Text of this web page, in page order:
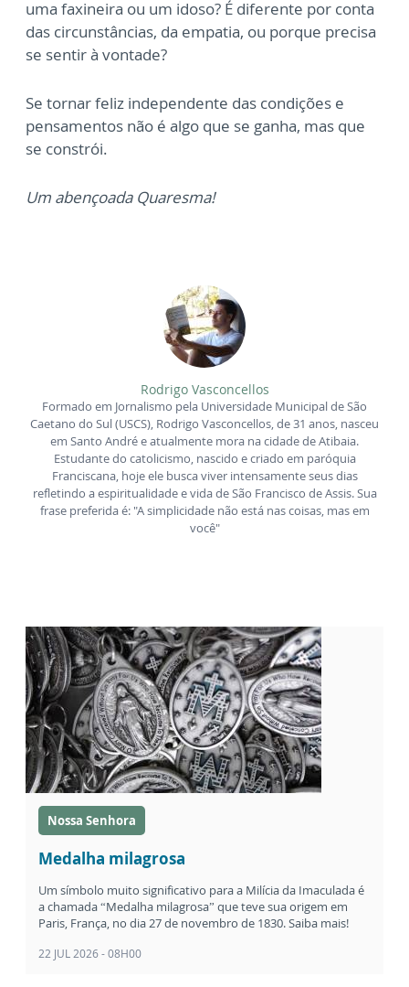
uma faxineira ou um idoso? É diferente por conta
das circunstâncias, da empatia, ou porque precisa
se sentir à vontade?
Se tornar feliz independente das condições e
pensamentos não é algo que se ganha, mas que
se constrói.
Um abençoada Quaresma!
Rodrigo Vasconcellos
Formado em Jornalismo pela Universidade Municipal de São
Caetano do Sul (USCS), Rodrigo Vasconcellos, de 31 anos, nasceu
em Santo André e atualmente mora na cidade de Atibaia.
Estudante do catolicismo, nascido e criado em paróquia
Franciscana, hoje ele busca viver intensamente seus dias
refletindo a espiritualidade e vida de São Francisco de Assis. Sua
frase preferida é: "A simplicidade não está nas coisas, mas em
você"
Nossa Senhora
Medalha milagrosa
Um símbolo muito significativo para a Milícia da Imaculada é
a chamada “Medalha milagrosa” que teve sua origem em
Paris, França, no dia 27 de novembro de 1830. Saiba mais!
22 JUL 2026 - 08H00